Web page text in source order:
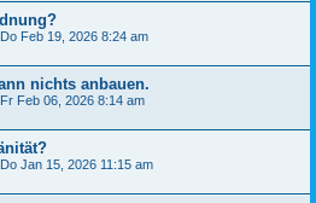
Do Feb 19, 2026 8:24 am
nichts anbauen.
Fr Feb 06, 2026 8:14 am
Do Jan 15, 2026 11:15 am